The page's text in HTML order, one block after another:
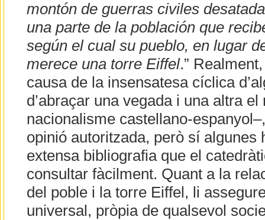
montón de guerras civiles
una parte de la población que
según el cual su pueblo, en lugar
merece una torre Eiffel.”
causa de la insensatesa cíclica
d’abraçar una vegada i una altra
nacionalisme castellano-
opinió autoritzada, però sí algunes
extensa bibliografia que el
consultar fàcilment. Quant a la
del poble i la torre Eiffel, li
universal, pròpia de qualsevol